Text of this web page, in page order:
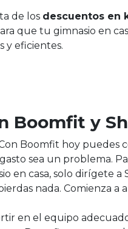
de los descuentos en
que tu gimnasio en
y eficientes.
Boomfit y
Boomfit hoy puedes
sea un problema.
en casa, solo dirígete
nada. Comienza a
en el equipo